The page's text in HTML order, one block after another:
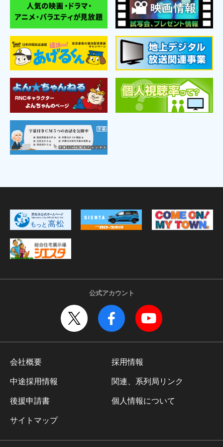
公式アカウント
会社概要 採用情報
中途採用情報 関連、系列局リンク
後援申請書 個人情報について
サイトマップ